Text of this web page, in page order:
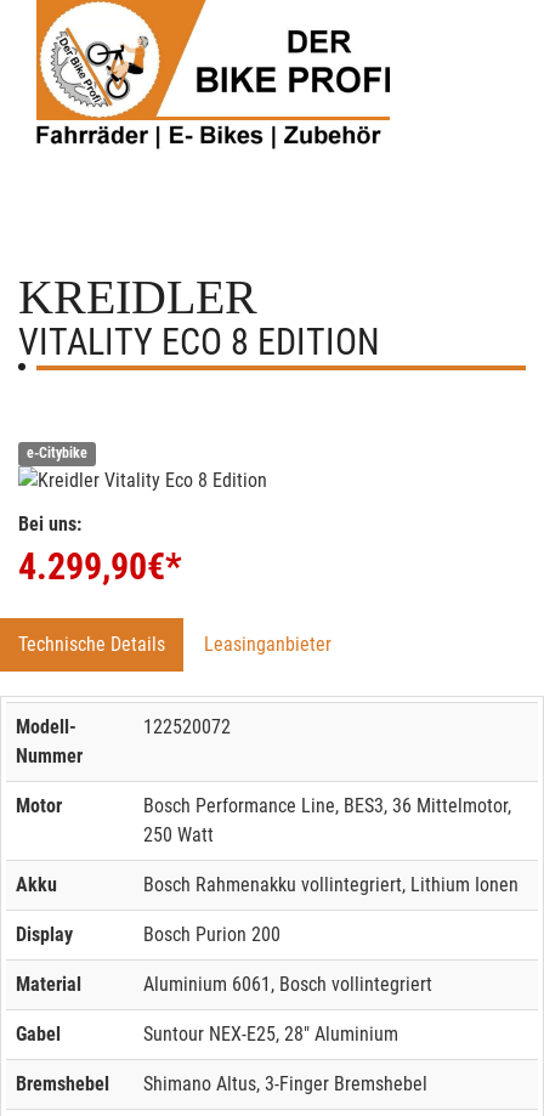
KREIDLER
VITALITY ECO 8 EDITION
e-Citybike
Bei uns:
4.299,90€*
Technische Details Leasinganbieter
Modell-
Nummer
122520072
Motor
Bosch Performance Line, BES3, 36 Mittelmotor,
250 Watt
Akku Bosch Rahmenakku vollintegriert, Lithium Ionen
Display Bosch Purion 200
Material Aluminium 6061, Bosch vollintegriert
Gabel Suntour NEX-E25, 28" Aluminium
Bremshebel Shimano Altus, 3-Finger Bremshebel